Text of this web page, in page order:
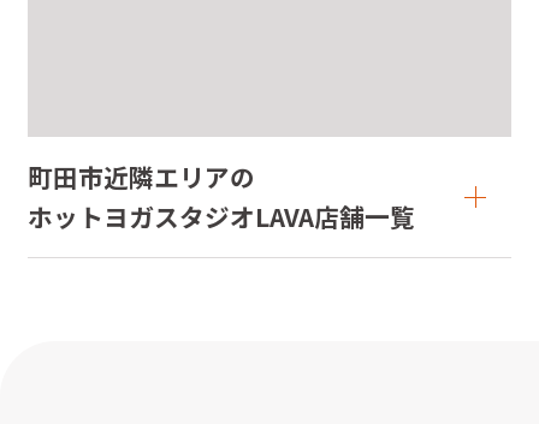
町田市近隣エリアの
ホットヨガスタジオLAVA店舗一覧